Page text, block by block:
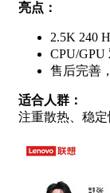
亮点：
2.5K 240
CPU/GPU
售后完善
适合人群：
注重散热、稳定